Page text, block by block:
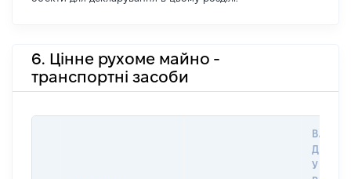
6. Цінне рухоме майно -
транспортні засоби
ДАТУ
У